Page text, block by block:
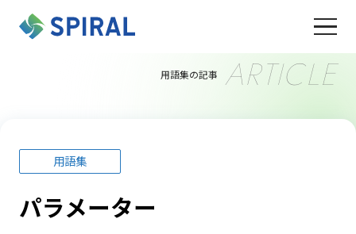
用語集の記事 ARTICLE
用語集
パラメーター